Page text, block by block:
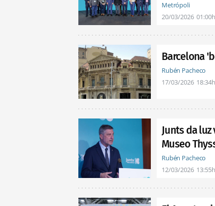
Metrópoli
20/03/2026 01:00h
Barcelona
Rubén Pacheco
17/03/2026 18:34h
Junts da
Museo
Rubén Pacheco
12/03/2026 13:55h